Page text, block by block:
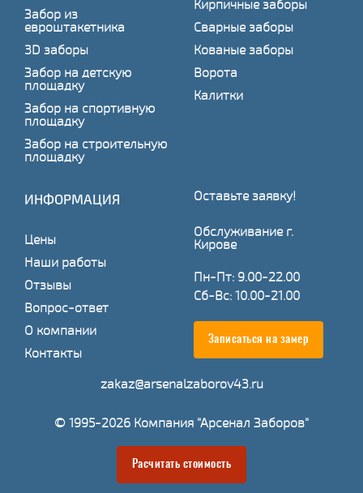
Забор из
евроштакетника
3D заборы
Забор на детскую
площадку
Забор на спортивную
площадку
Забор на строительную
площадку
Кирпичные заборы
Сварные заборы
Кованые заборы
Ворота
Калитки
ИНФОРМАЦИЯ
Цены
Наши работы
Отзывы
Вопрос-ответ
О компании
Контакты
Оставьте заявку!
Обслуживание г.
Кирове
Пн-Пт: 9.00-22.00
Сб-Вс: 10.00-21.00
Записаться на замер
zakaz@arsenalzaborov43.ru
© 1995-2026 Компания "Арсенал Заборов"
Расчитать стоимость